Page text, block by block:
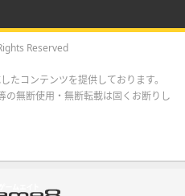
Reserved
たコンテンツを提供しております。
の無断使用・無断転載は固くお断りし